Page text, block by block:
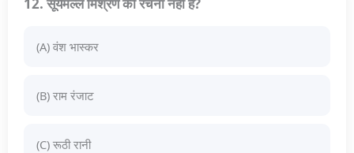
(A) वंश भास्कर
(B) राम रंजाट
(C) रूठी रानी